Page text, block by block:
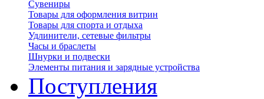
Сувениры
Товары для оформления витрин
Товары для спорта и отдыха
Удлинители, сетевые фильтры
Часы и браслеты
Шнурки и подвески
Элементы питания и зарядные устройства
Поступления